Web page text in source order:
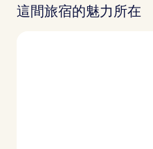
這間旅宿的魅力所在